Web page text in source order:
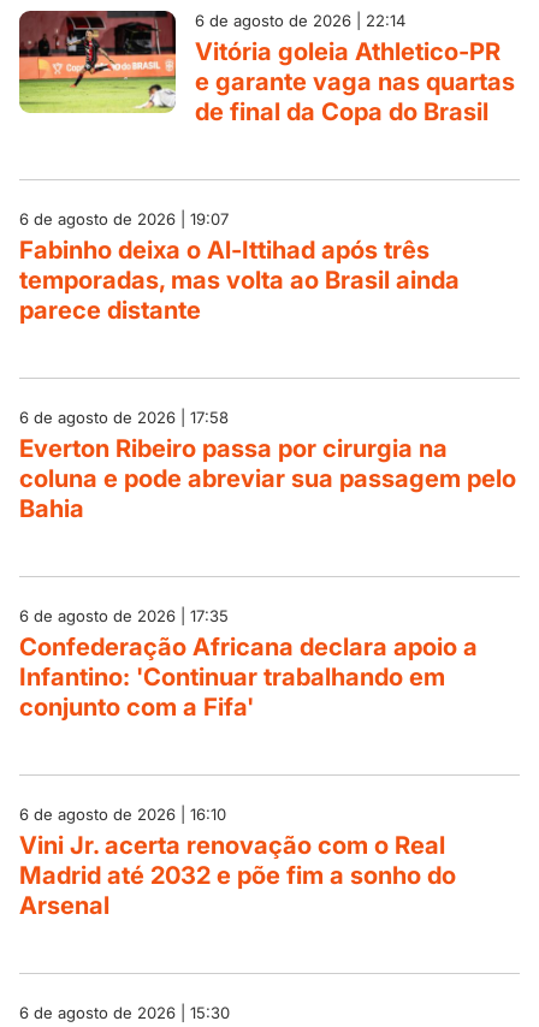
6 de agosto de 2026 | 22:14
Vitória goleia Athletico-PR
e garante vaga nas quartas
de final da Copa do Brasil
6 de agosto de 2026 | 19:07
Fabinho deixa o Al-Ittihad após três
temporadas, mas volta ao Brasil ainda
parece distante
6 de agosto de 2026 | 17:58
Everton Ribeiro passa por cirurgia na
coluna e pode abreviar sua passagem pelo
Bahia
6 de agosto de 2026 | 17:35
Confederação Africana declara apoio a
Infantino: 'Continuar trabalhando em
conjunto com a Fifa'
6 de agosto de 2026 | 16:10
Vini Jr. acerta renovação com o Real
Madrid até 2032 e põe fim a sonho do
Arsenal
6 de agosto de 2026 | 15:30